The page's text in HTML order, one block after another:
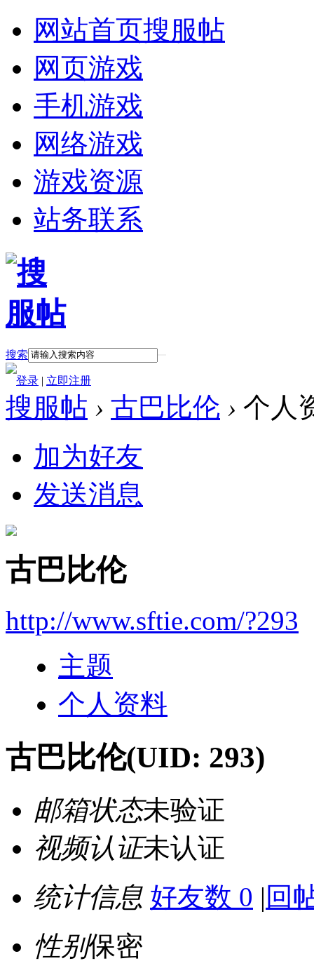
网站首页搜服帖
网页游戏
手机游戏
网络游戏
游戏资源
站务联系
搜索
登录 | 立即注册
搜服帖 › 古巴比伦 › 个人
加为好友
发送消息
古巴比伦
http://www.sftie.com/?293
主题
个人资料
古巴比伦(UID: 293)
邮箱状态未验证
视频认证未认证
统计信息 好友数 0 | 回
性别保密